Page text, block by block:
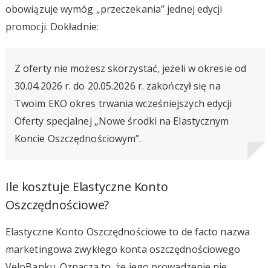
obowiązuje wymóg „przeczekania” jednej edycji
promocji. Dokładnie:
Z oferty nie możesz skorzystać, jeżeli w okresie od
30.04.2026 r. do 20.05.2026 r. zakończył się na
Twoim EKO okres trwania wcześniejszych edycji
Oferty specjalnej „Nowe środki na Elastycznym
Koncie Oszczędnościowym”.
Ile kosztuje Elastyczne Konto
Oszczędnościowe?
Elastyczne Konto Oszczędnościowe to de facto nazwa
marketingowa zwykłego konta oszczędnościowego